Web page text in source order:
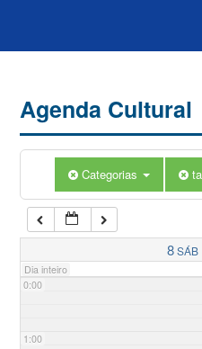
Agenda Cultural
Categorias
8SÁB
Dia inteiro
0:00
1:00